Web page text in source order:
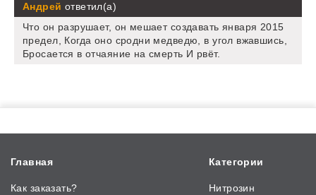
Андрей ответил(а)
Что он разрушает, он мешает создавать января 2015
предел, Когда оно сродни медведю, в угол вжавшись,
Бросается в отчаяние на смерть И рвёт.
Главная
Как заказать?
Категории
Нитрозин